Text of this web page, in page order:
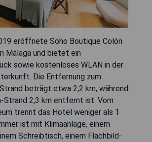
eröffnete Soho Boutique Colón
Málaga und bietet ein
sowie kostenloses WLAN in der
Die Entfernung zum
beträgt etwa 2,2 km, während
Strand 2,3 km entfernt ist. Vom
trennt das Hotel weniger als 1
ist mit Klimaanlage, einem
Schreibtisch, einem Flachbild-